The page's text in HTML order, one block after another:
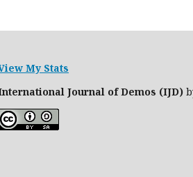
My Stats
Journal of Demos (IJD)